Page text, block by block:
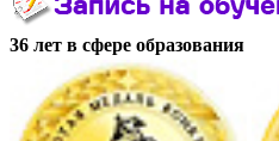
36 лет в сфере образования